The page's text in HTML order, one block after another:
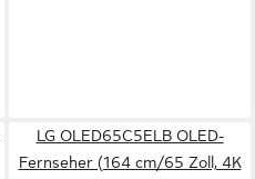
LG OLED65C5ELB OLED-
Fernseher (164 cm/65 Zoll, 4K